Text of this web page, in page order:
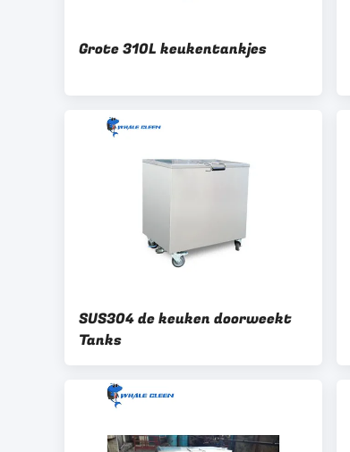
Grote 310L keukentankjes
SUS304 de keuken doorweekt
Tanks